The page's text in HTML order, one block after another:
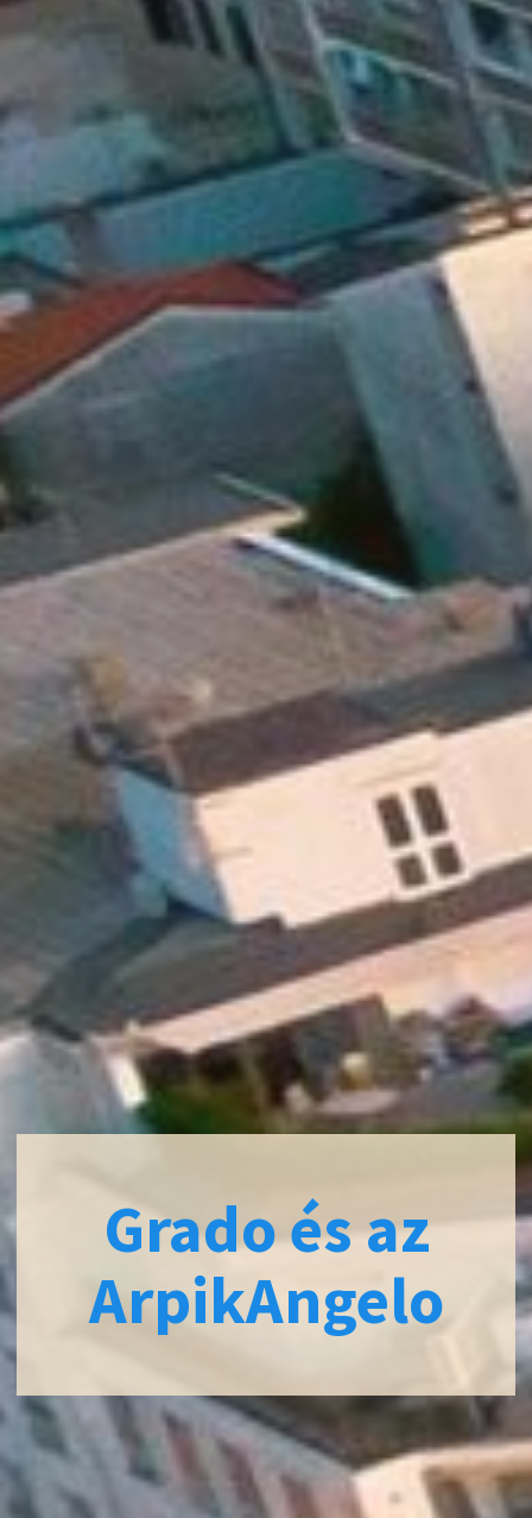
Grado és az
ArpikAngelo